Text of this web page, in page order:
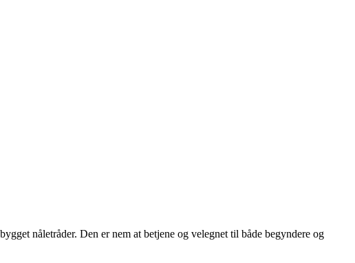
nåletråder. Den er nem at betjene og velegnet til både begyndere og